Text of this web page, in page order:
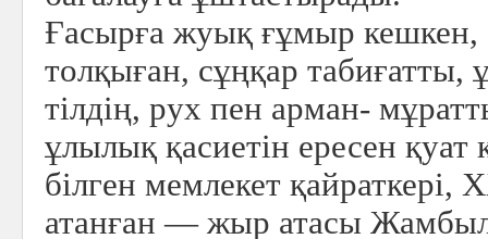
Ғасырға жуық ғұмыр
толқыған, сұңқар табиғатты,
тілдің, рух пен арман-
ұлылық қасиетін ересен қуат
білген мемлекет қайраткері,
атанған — жыр атасы